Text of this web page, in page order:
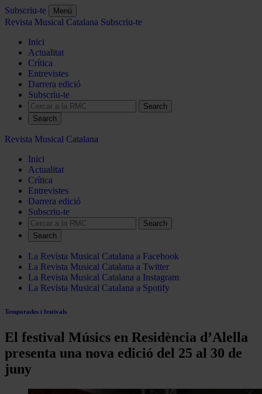
Subscriu-te Menú
Revista Musical Catalana Subscriu-te
Inici
Actualitat
Crítica
Entrevistes
Darrera edició
Subscriu-te
Search
Revista Musical Catalana
Inici
Actualitat
Crítica
Entrevistes
Darrera edició
Subscriu-te
Search
La Revista Musical Catalana a Facebook
La Revista Musical Catalana a Twitter
La Revista Musical Catalana a Instagram
La Revista Musical Catalana a Spotify
Temporades i festivals
El festival Músics en Residència d’Alella
presenta una nova edició del 25 al 30 de
juny